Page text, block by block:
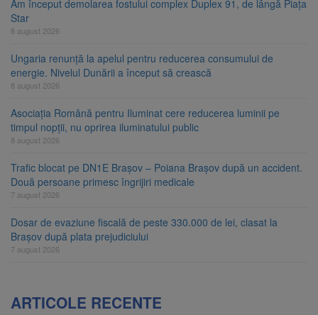
Am început demolarea fostului complex Duplex 91, de lângă Piața
Star
8 august 2026
Ungaria renunță la apelul pentru reducerea consumului de
energie. Nivelul Dunării a început să crească
8 august 2026
Asociația Română pentru Iluminat cere reducerea luminii pe
timpul nopții, nu oprirea iluminatului public
8 august 2026
Trafic blocat pe DN1E Brașov – Poiana Brașov după un accident.
Două persoane primesc îngrijiri medicale
7 august 2026
Dosar de evaziune fiscală de peste 330.000 de lei, clasat la
Brașov după plata prejudiciului
7 august 2026
ARTICOLE RECENTE